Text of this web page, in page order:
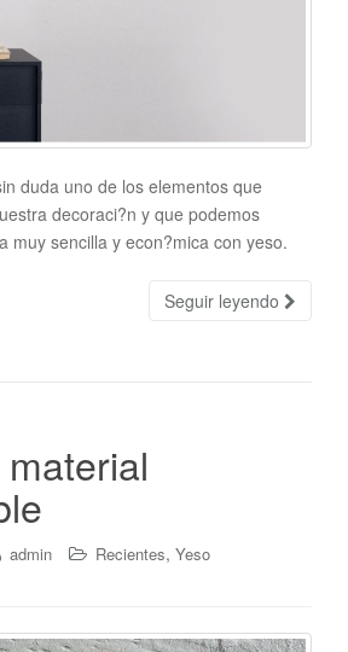
duda uno de los elementos que
decoraci?n y que podemos
muy sencilla y econ?mica con yeso.
Seguir leyendo
admin Recientes, Yeso